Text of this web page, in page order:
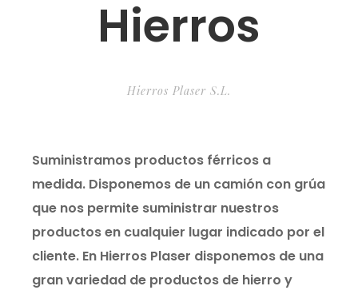
Hierros
Hierros Plaser S.L.
Suministramos productos férricos a
medida. Disponemos de un camión con grúa
que nos permite suministrar nuestros
productos en cualquier lugar indicado por el
cliente. En Hierros Plaser disponemos de una
gran variedad de productos de hierro y